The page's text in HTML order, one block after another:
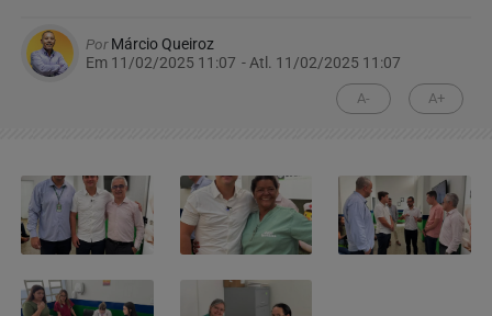
PorMárcio Queiroz
Em 11/02/2025 11:07 - Atl. 11/02/2025 11:07
A- A+